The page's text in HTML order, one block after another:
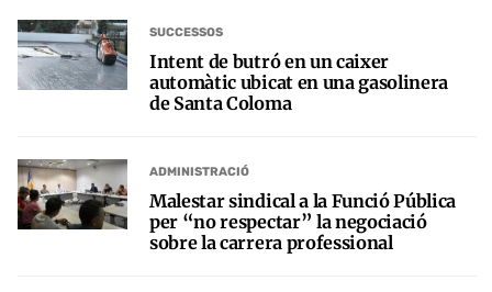
SUCCESSOS
Intent de butró en un caixer
automàtic ubicat en una gasolinera
de Santa Coloma
ADMINISTRACIÓ
Malestar sindical a la Funció Pública
per “no respectar” la negociació
sobre la carrera professional